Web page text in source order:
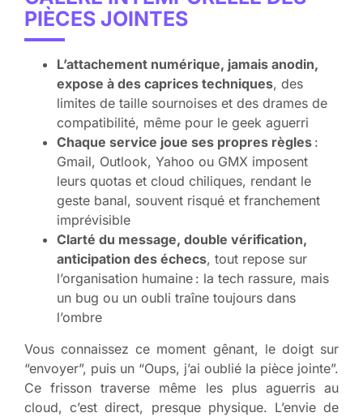
PIÈCES JOINTES
L’attachement numérique, jamais anodin,
expose à des caprices techniques, des
limites de taille sournoises et des drames de
compatibilité, même pour le geek aguerri
Chaque service joue ses propres règles :
Gmail, Outlook, Yahoo ou GMX imposent
leurs quotas et cloud chiliques, rendant le
geste banal, souvent risqué et franchement
imprévisible
Clarté du message, double vérification,
anticipation des échecs, tout repose sur
l’organisation humaine : la tech rassure, mais
un bug ou un oubli traîne toujours dans
l’ombre
Vous connaissez ce moment gênant, le doigt sur
“envoyer”, puis un “Oups, j’ai oublié la pièce jointe”.
Ce frisson traverse même les plus aguerris au
cloud, c’est direct, presque physique. L’envie de